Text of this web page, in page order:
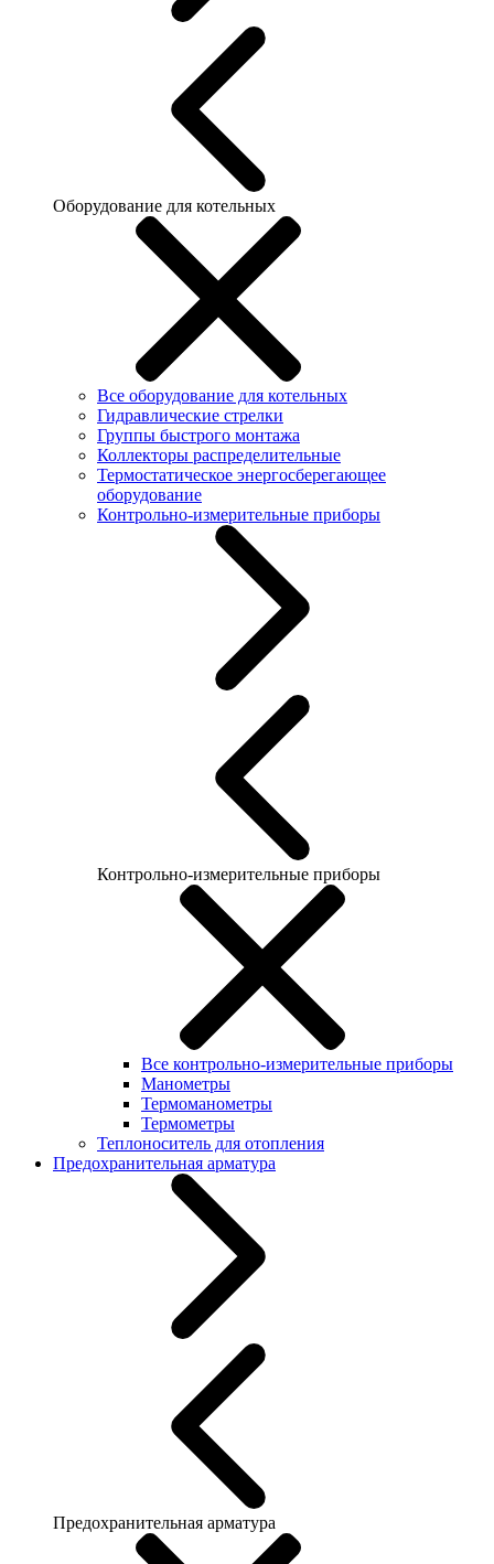
Оборудование для котельных
Все оборудование для котельных
Гидравлические стрелки
Группы быстрого монтажа
Коллекторы распределительные
Термостатическое энергосберегающее
оборудование
Контрольно-измерительные приборы
Контрольно-измерительные приборы
Все контрольно-измерительные приборы
Манометры
Термоманометры
Термометры
Теплоноситель для отопления
Предохранительная арматура
Предохранительная арматура